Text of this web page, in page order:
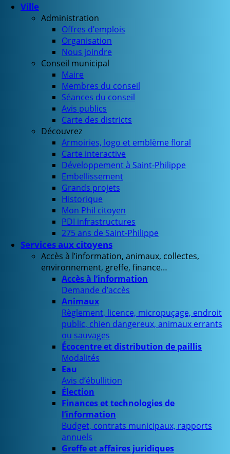
Ville
Administration
Offres d’emplois
Organisation
Nous joindre
Conseil municipal
Maire
Membres du conseil
Séances du conseil
Avis publics
Carte des districts
Découvrez
Armoiries, logo et emblème floral
Carte interactive
Développement à Saint-Philippe
Embellissement
Grands projets
Historique
Mon Phil citoyen
PDI infrastructures
275 ans de Saint-Philippe
Services aux citoyens
Accès à l’information, animaux, collectes,
environnement, greffe, finance…
Accès à l’information
Demande d’accès
Animaux
Règlement, licence, micropuçage, endroit
public, chien dangereux, animaux errants
ou sauvages
Écocentre et distribution de paillis
Modalités
Eau
Avis d’ébullition
Élection
Finances et technologies de
l’information
Budget, contrats municipaux, rapports
annuels
Greffe et affaires juridiques